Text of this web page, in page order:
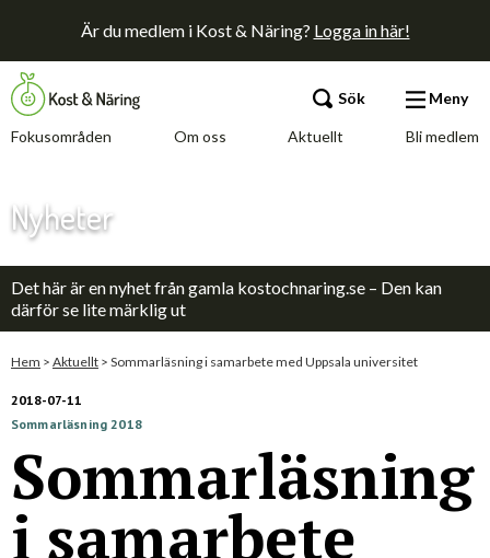
Är du medlem i Kost & Näring? Logga in här!
Fokusområden Om oss Aktuellt Bli medlem
Sök Meny
Om oss
Aktuellt
Bli medlem
Press
För studenter English
Nyheter
Det här är en nyhet från gamla kostochnaring.se – Den kan
därför se lite märklig ut
Hem > Aktuellt > Sommarläsning i samarbete med Uppsala universitet
2018-07-11
Sommarläsning 2018
Sommarläsning
i samarbete